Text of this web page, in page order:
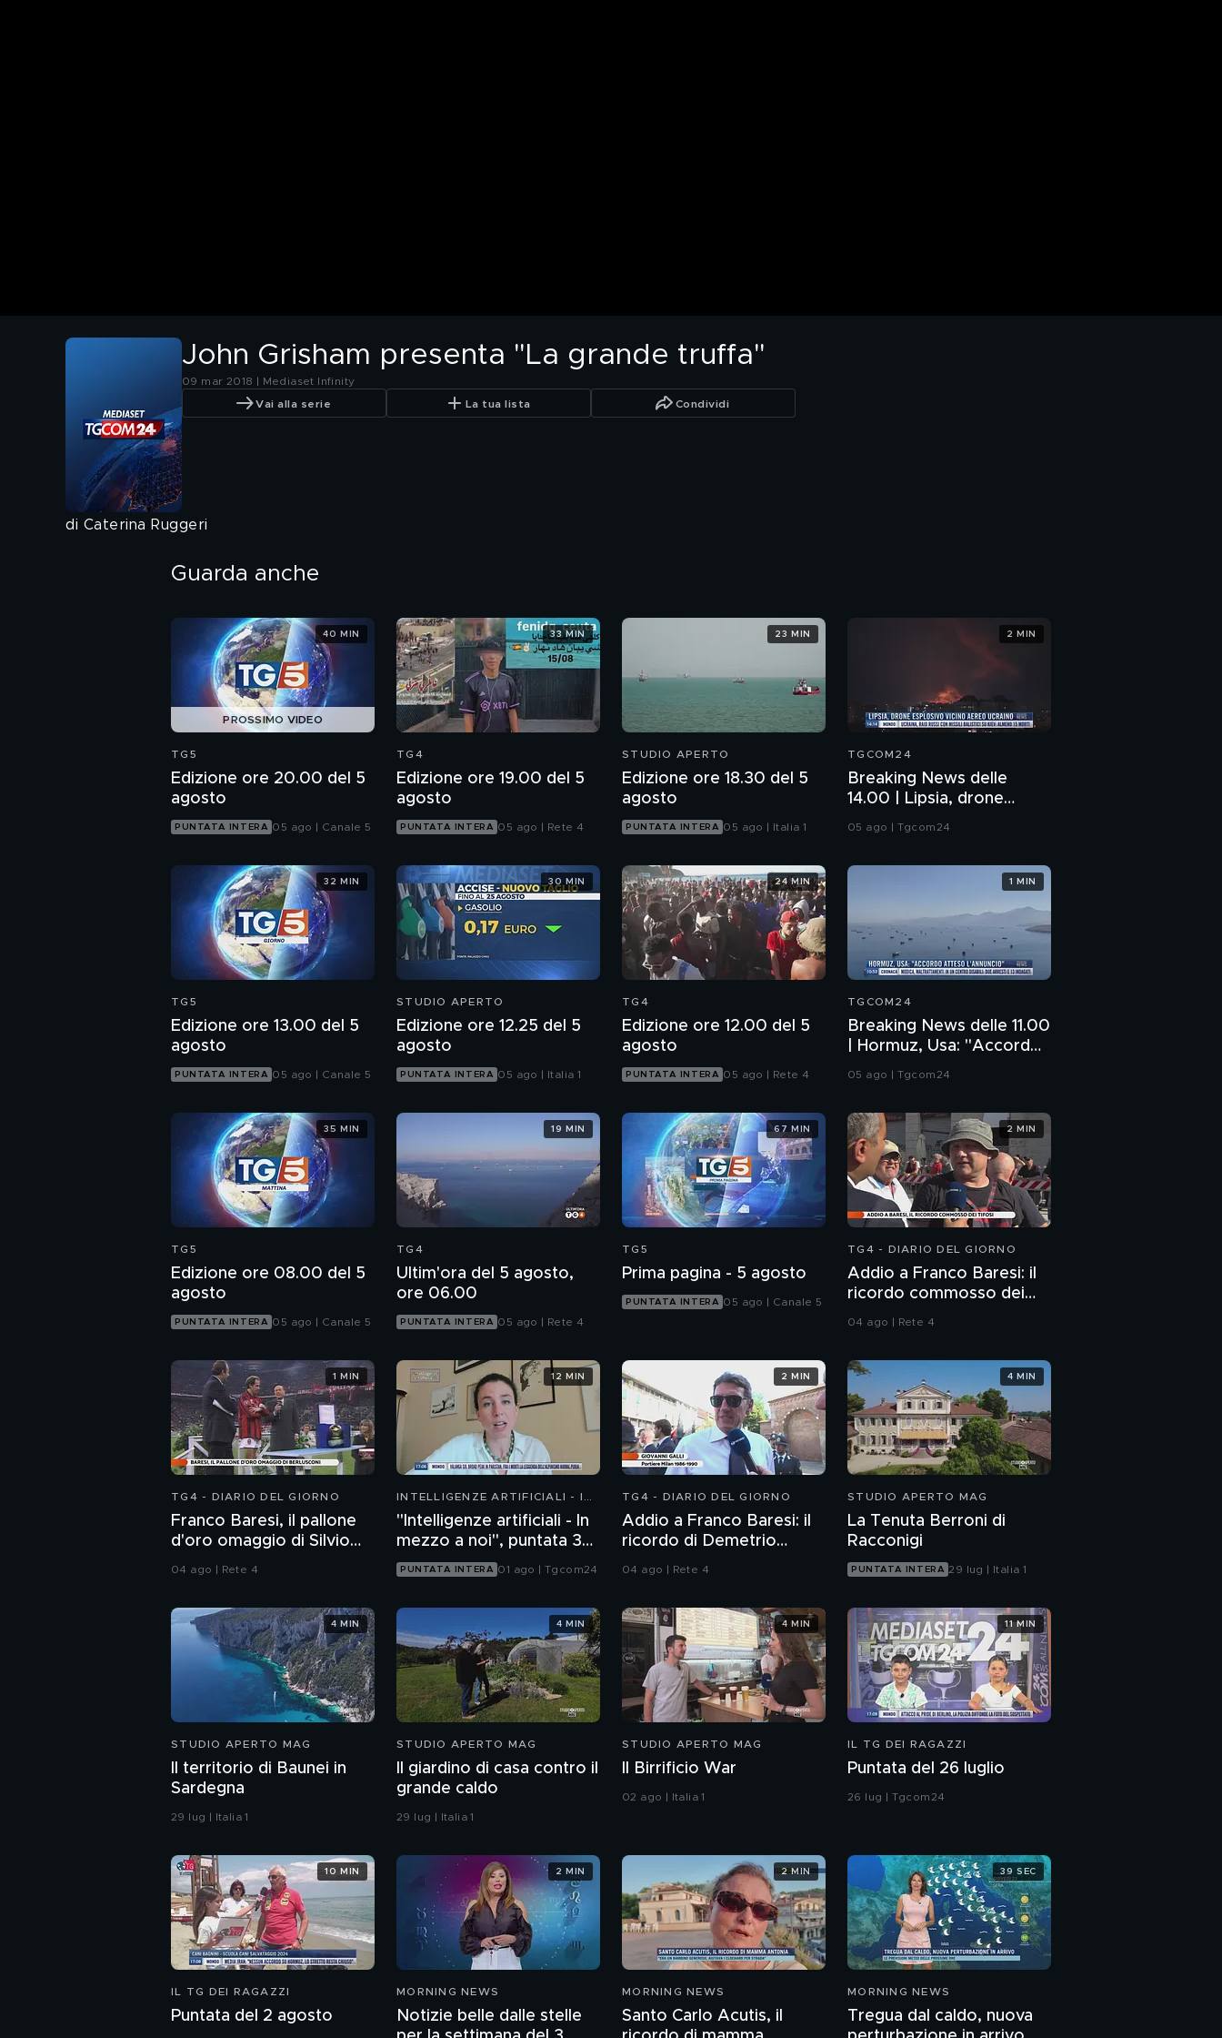
John Grisham presenta "La grande truffa"
09 mar 2018 | Mediaset Infinity
Vai alla serie La tua lista Condividi
di Caterina Ruggeri
Guarda anche
PROSSIMO VIDEO
TG5
Edizione ore 20.00 del 5
agosto
PUNTATA INTERA 05 ago | Canale 5
40 MIN
TG4
Edizione ore 19.00 del 5
agosto
PUNTATA INTERA 05 ago | Rete 4
33 MIN
STUDIO APERTO
Edizione ore 18.30 del 5
agosto
PUNTATA INTERA 05 ago | Italia 1
23 MIN
TGCOM24
Breaking News delle
14.00 | Lipsia, drone
esplosivo vicino aereo
05 ago | Tgcom24
2 MIN
TG5
Edizione ore 13.00 del 5
agosto
PUNTATA INTERA 05 ago | Canale 5
32 MIN
STUDIO APERTO
Edizione ore 12.25 del 5
agosto
PUNTATA INTERA 05 ago | Italia 1
30 MIN
TG4
Edizione ore 12.00 del 5
agosto
PUNTATA INTERA 05 ago | Rete 4
24 MIN
TGCOM24
Breaking News delle 11.00
| Hormuz, Usa: "Accordo
atteso l'annuncio"
05 ago | Tgcom24
1 MIN
TG5
Edizione ore 08.00 del 5
agosto
PUNTATA INTERA 05 ago | Canale 5
35 MIN
TG4
Ultim'ora del 5 agosto,
ore 06.00
PUNTATA INTERA 05 ago | Rete 4
19 MIN
TG5
Prima pagina - 5 agosto
PUNTATA INTERA 05 ago | Canale 5
67 MIN
TG4 - DIARIO DEL GIORNO
Addio a Franco Baresi: il
ricordo commosso dei
04 ago | Rete 4
2 MIN
TG4 - DIARIO DEL GIORNO
Franco Baresi, il pallone
d'oro omaggio di Silvio
Berlusconi
04 ago | Rete 4
1 MIN
INTELLIGENZE ARTIFICIALI - IN
"Intelligenze artificiali - In
mezzo a noi", puntata 36:
chatbot emotivi e minori
PUNTATA INTERA 01 ago | Tgcom24
12 MIN
TG4 - DIARIO DEL GIORNO
Addio a Franco Baresi: il
ricordo di Demetrio
Albertini, Clarence
04 ago | Rete 4
2 MIN
STUDIO APERTO MAG
La Tenuta Berroni di
Racconigi
PUNTATA INTERA 29 lug | Italia 1
4 MIN
STUDIO APERTO MAG
Il territorio di Baunei in
Sardegna
29 lug | Italia 1
4 MIN
STUDIO APERTO MAG
Il giardino di casa contro il
grande caldo
29 lug | Italia 1
4 MIN
STUDIO APERTO MAG
Il Birrificio War
02 ago | Italia 1
4 MIN
IL TG DEI RAGAZZI
Puntata del 26 luglio
26 lug | Tgcom24
11 MIN
IL TG DEI RAGAZZI
Puntata del 2 agosto
10 MIN
MORNING NEWS
Notizie belle dalle stelle
2 MIN
MORNING NEWS
Santo Carlo Acutis, il
2 MIN
MORNING NEWS
Tregua dal caldo, nuova
39 SEC